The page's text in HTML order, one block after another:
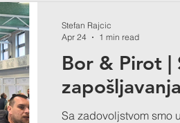
Bor & Pirot |
Sa zadovoljstvom smo
Stefan Rajcic
Apr 24
1 min read